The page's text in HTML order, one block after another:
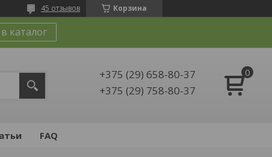
Корзина
45 отзывов
каталог
+375 (29) 658-80-37
+375 (29) 758-80-37
FAQ